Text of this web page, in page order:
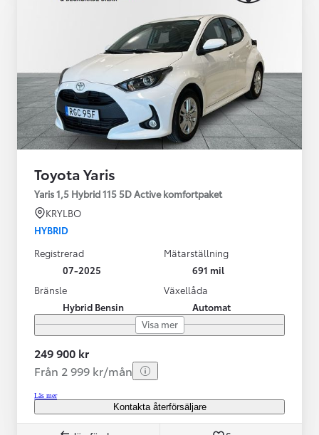
Toyota Yaris
Yaris 1,5 Hybrid 115 5D Active komfortpaket
KRYLBO
HYBRID
Registrerad
07-2025
Mätarställning
691 mil
Bränsle
Hybrid Bensin
Växellåda
Automat
Visa mer
249 900 kr
Från 2 999 kr/mån
Läs mer
Kontakta återförsäljare